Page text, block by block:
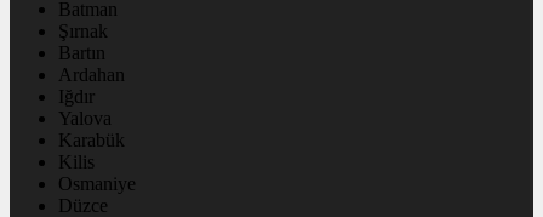
Batman
Şırnak
Bartın
Ardahan
Iğdır
Yalova
Karabük
Kilis
Osmaniye
Düzce